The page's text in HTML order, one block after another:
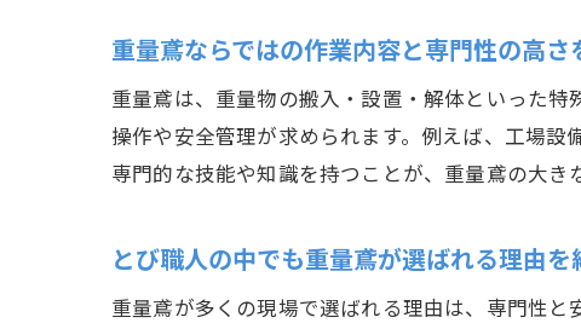
重量鳶ならではの作業内容と専門性の高さ
重量鳶は、重量物の搬入・設置・解体といった
操作や安全管理が求められます。例えば、工場
専門的な技能や知識を持つことが、重量鳶の大き
とび職人の中でも重量鳶が選ばれる理由を
重量鳶が多くの現場で選ばれる理由は、専門性